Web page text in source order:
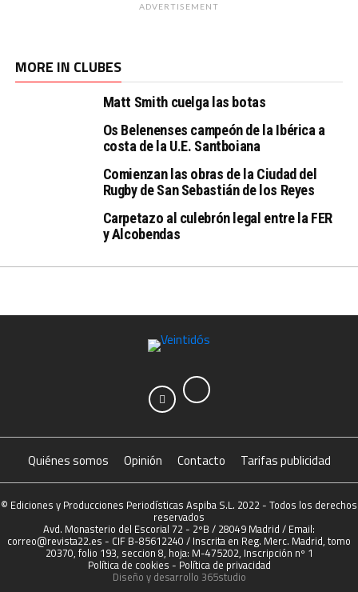
ADVERTISEMENT
MORE IN CLUBES
Matt Smith cuelga las botas
Os Belenenses campeón de la Ibérica a
costa de la U.E. Santboiana
Comienzan las obras de la Ciudad del
Rugby de San Sebastián de los Reyes
Carpetazo al culebrón legal entre la FER
y Alcobendas
Quiénes somos Opinión Contacto Tarifas publicidad
© Ediciones y Producciones Periodísticas Aspiba S.L. 2022 - Todos los derechos
reservados
Avd. Monasterio del Escorial 72 - 2ºB / 28049 Madrid / Email:
correo@revista22.es - CIF B-85612240 / Inscrita en Reg. Merc. Madrid, tomo
20370, folio 193, seccion 8, hoja: M-475202, Inscripción nº 1
Política de cookies - Política de privacidad
Diseño y desarrollo 365studio